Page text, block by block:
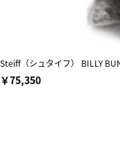
Steiff（シュタイフ） BILLY
￥75,350